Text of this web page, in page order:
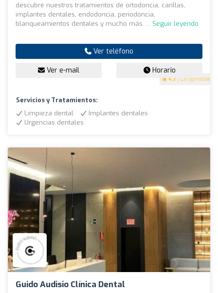
4.3 (126 opiniones)
descubre nuestros tratamientos de ortodoncia, carillas,
implantes dentales, endodoncia, periodoncia,
blanqueamientos dentales y mucho más. ... Seguir leyendo
Ver teléfono
Ver e-mail Horario
Servicios y Tratamientos:
Limpieza dental
Implantes dentales
Urgencias dentales
Guido Audisio Clínica Dental